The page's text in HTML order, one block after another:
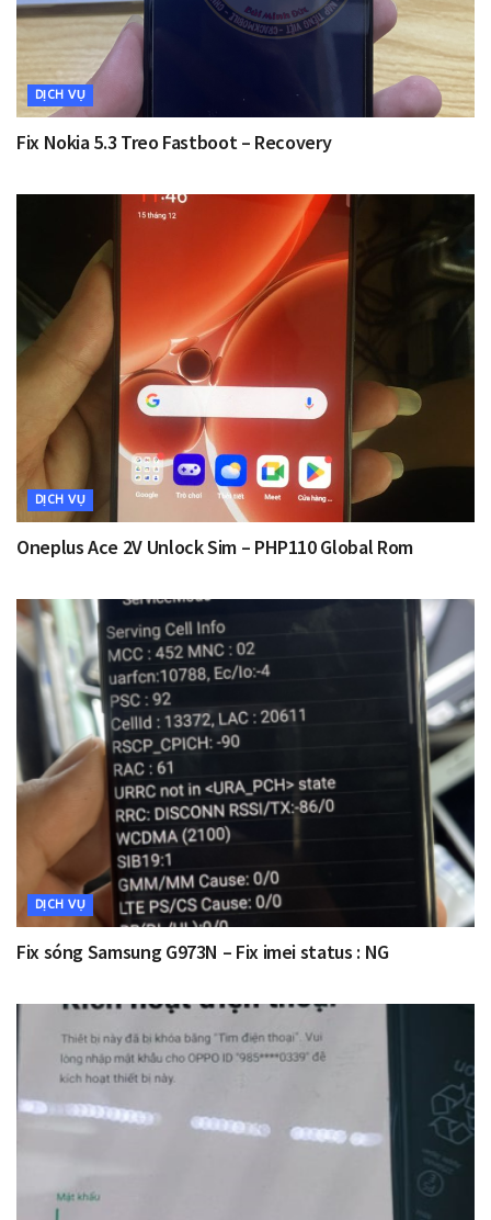
DỊCH VỤ
Fix Nokia 5.3 Treo Fastboot – Recovery
DỊCH VỤ
Oneplus Ace 2V Unlock Sim – PHP110 Global Rom
DỊCH VỤ
Fix sóng Samsung G973N – Fix imei status : NG